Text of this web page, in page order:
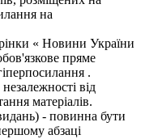
на
« Новини України
пряме
.
від
матеріалів.
- повинна бути
абзаці